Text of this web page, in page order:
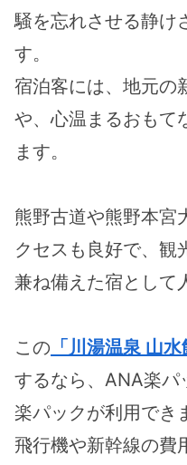
騒を忘れさせる静け
す。
宿泊客には、地元の
や、心温まるおもて
ます。
熊野古道や熊野本宮
クセスも良好で、観
兼ね備えた宿として
この 「川湯温泉 山
するなら、ANA楽パ
楽パックが利用でき
飛行機や新幹線の費